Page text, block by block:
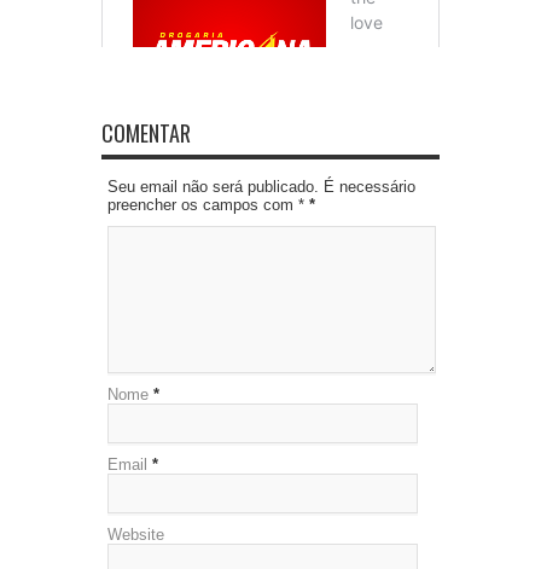
COMENTAR
Seu email não será publicado. É necessário
preencher os campos com * *
Nome *
Email *
Website